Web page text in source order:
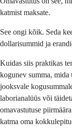
katmist maksate.
See ongi kõik. Seda
dollarisummid ja
Kuidas siis praktikas
kogunev summa,
jooksvale
laborianalüüs või
omavastutuse
katma oma